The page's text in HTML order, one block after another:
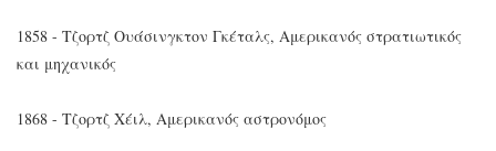
1858 - Τζορτζ Ουάσινγκτον Γκέταλς, Αμερικανός στρατιωτικός
και μηχανικός
1868 - Τζορτζ Χέιλ, Αμερικανός αστρονόμος